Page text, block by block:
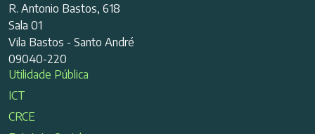
R. Antonio Bastos, 618
Sala 01
Vila Bastos - Santo André
09040-220
Utilidade Pública
ICT
CRCE